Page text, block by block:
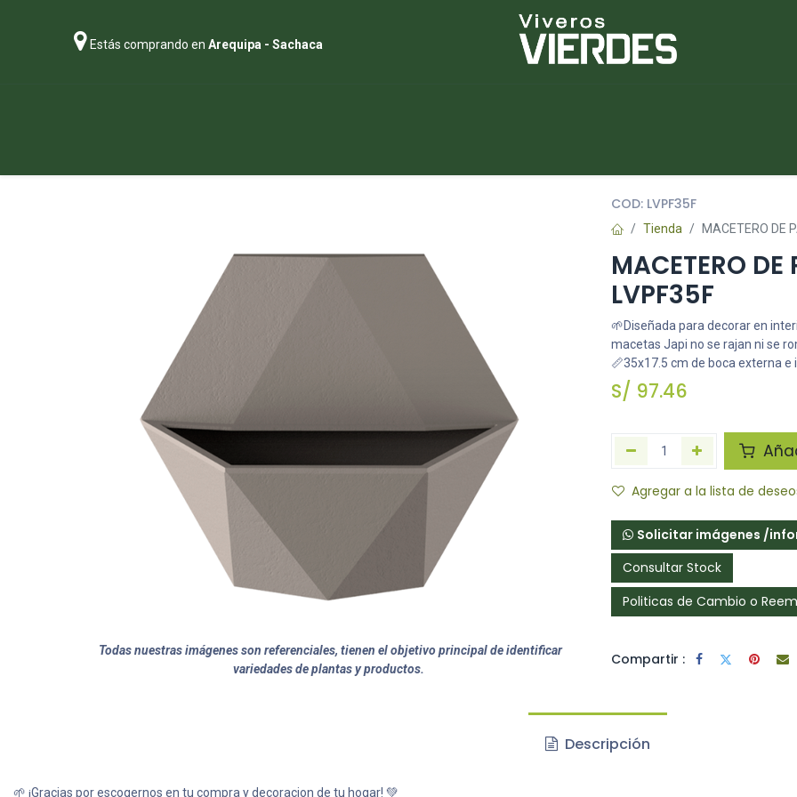
Estás comprando en Arequipa - Sachaca
Todas nuestras imágenes son referenciales, tienen el objetivo principal de identificar
variedades de plantas y productos.
COD: LVPF35F
Tienda MACETERO DE
MACETERO DE
LVPF35F
🌱Diseñada para decorar en
macetas Japi no se rajan ni se
📏35x17.5 cm de boca externa
S/ 97.46
Agregar a la lista de
Solicitar imágenes /
Consultar Stock
Politicas de Cambio o
Compartir :
Descripción
🌱 ¡Gracias por escogernos en tu compra y decoracion de tu hogar! 💚